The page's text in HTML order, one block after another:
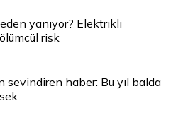
yanıyor? Elektrikli
risk
sevindiren haber: Bu yıl balda